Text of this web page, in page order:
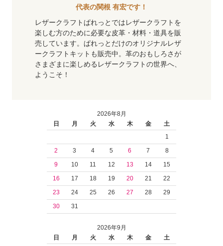
代表の関根 有宏です！
レザークラフトぱれっとではレザークラフトを
楽しむ方のために必要な皮革・材料・道具を販
売しています。ぱれっとだけのオリジナルレザ
ークラフトキットも販売中。革のおもしろさが
さまざまに楽しめるレザークラフトの世界へ、
ようこそ！
2026年8月
日
月 火 水 木 金
土
1
2
3 4 5 6 7
8
9
10 11 12 13 14
15
16
17 18 19 20 21
22
23
24 25 26 27 28
29
30
31
2026年9月
日
月 火 水 木 金
土